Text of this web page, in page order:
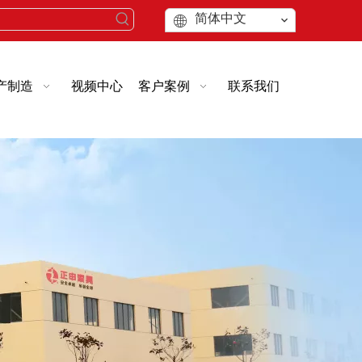
简体中文
制造 视频中心 客户案例 联系我们